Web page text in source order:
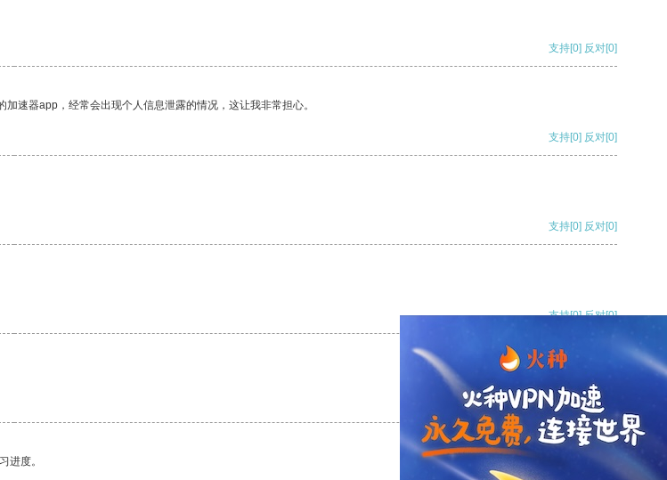
支持[0] 反对[0]
速器app，经常会出现个人信息泄露的情况，这让我非常担心。
支持[0] 反对[0]
支持[0] 反对[0]
支持[0] 反对[0]
支持[0] 反对
进度。